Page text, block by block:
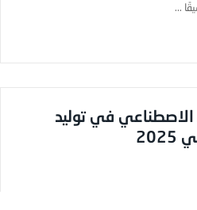
...
الاصطناعي في توليد